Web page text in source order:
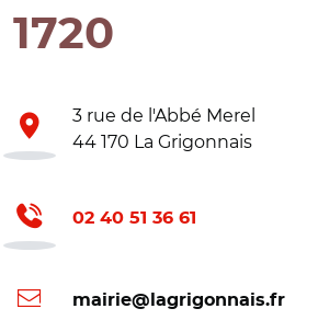
1720
3 rue de l'Abbé Merel
44 170 La Grigonnais
02 40 51 36 61
mairie@lagrigonnais.fr